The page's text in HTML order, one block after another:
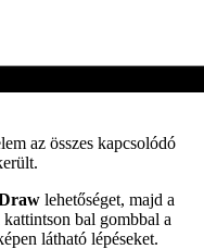
az összes kapcsolódó
lehetőséget, majd a
bal gombbal a
látható lépéseket.